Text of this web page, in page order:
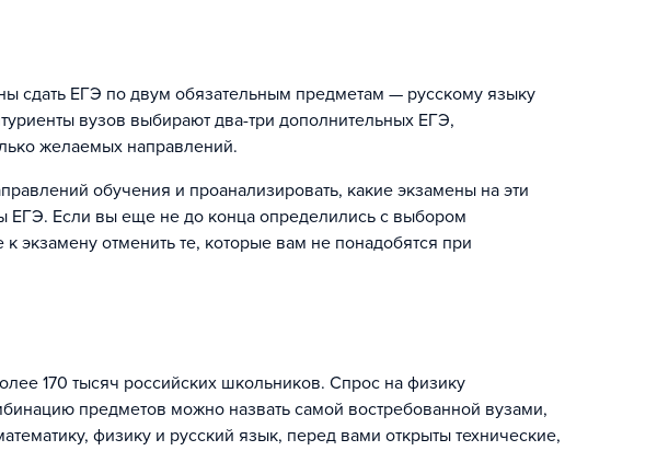
сдать ЕГЭ по двум обязательным предметам — русскому языку
вузов выбирают два-три дополнительных ЕГЭ,
желаемых направлений.
обучения и проанализировать, какие экзамены на эти
ЕГЭ. Если вы еще не до конца определились с выбором
экзамену отменить те, которые вам не понадобятся при
170 тысяч российских школьников. Спрос на физику
предметов можно назвать самой востребованной вузами,
физику и русский язык, перед вами открыты технические,